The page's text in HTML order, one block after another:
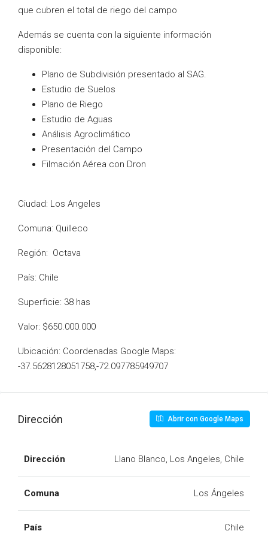
que cubren el total de riego del campo
Además se cuenta con la siguiente información
disponible:
Plano de Subdivisión presentado al SAG.
Estudio de Suelos
Plano de Riego
Estudio de Aguas
Análisis Agroclimático
Presentación del Campo
Filmación Aérea con Dron
Ciudad: Los Angeles
Comuna: Quilleco
Región: Octava
País: Chile
Superficie: 38 has
Valor: $650.000.000
Ubicación: Coordenadas Google Maps:
-37.5628128051758,-72.097785949707
Dirección Abrir con Google Maps
Dirección Llano Blanco, Los Angeles, Chile
Comuna Los Ángeles
País Chile